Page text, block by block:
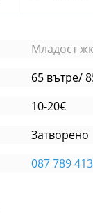
Младост
65 вътре/
10-20€
Затворено
087 789